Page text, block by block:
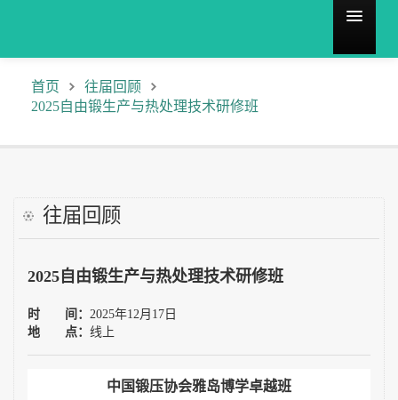
关于我们
需求调研
雅岛学习网
往届培训
首页
往届回顾
2025自由锻生产与热处理技术研修班
往届回顾
2025自由锻生产与热处理技术研修班
时 间： 2025年12月17日
地 点： 线上
中国锻压协会雅岛博学卓越班